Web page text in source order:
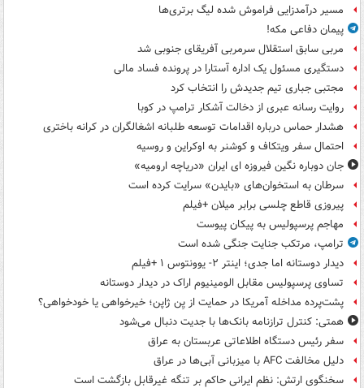
مسیر درآمدزایی فراموش شده لیگ برتری‌ها
پیمان دفاعی مکه!
مربی سابق استقلال سرمربی آفریقای جنوبی شد
دستگیری مسئول یک اداره آستارا در پرونده فساد مالی
مجتبی جباری تیم جدیدش را انتخاب کرد
روایت رسانه عبری از دخالت آشکار ترامپ در کوبا
هشدار حماس درباره اقدامات توسعه طلبانه اشغالگران در کرانه باختری
احتمال سفر ویتکاف و کوشنر به اوکراین و روسیه
جان دوباره نگین فیروزه ای ایران «دریاچه ارومیه»
سرطان به استخوان‌های «بایدن» سرایت کرده است
پیروزی قاطع چلسی برابر میلان +فیلم
مهاجم پرسپولیس به پیکان پیوست
ترامپ، مرتکب جنایت جنگی شده است
دیدار دوستانه اما جدی؛ اینتر ۲- یوونتوس ۱ +فیلم
تساوی پرسپولیس مقابل الومینیوم اراک در دیدار دوستانه
پشت‌پرده مداخله آمریکا در حمایت از یِن ژاپن؛ خیرخواهی یا خودخواهی؟
همتی: کنترل ترازنامه بانک‌ها با جدیت دنبال می‌شود
سفر رئیس دستگاه اطلاعاتی عربستان به عراق
دلیل مخالفت AFC با میزبانی آبی‌ها در عراق
سخنگوی ارتش: نظم ایرانی حاکم بر تنگه غیرقابل بازگشت است